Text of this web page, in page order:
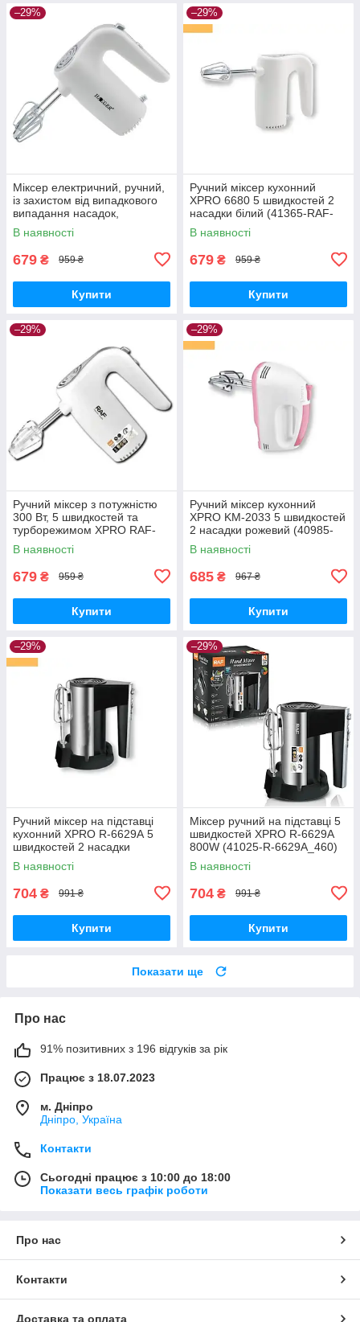
–29%
Міксер електричний, ручний,
із захистом від випадкового
випадання насадок,
потужністю 150 Вт. Haeger
HG-6680
В наявності
679 ₴ 959 ₴
Купити
–29%
Ручний міксер кухонний
XPRO 6680 5 швидкостей 2
насадки білий (41365-RAF-
6680_254)
В наявності
679 ₴ 959 ₴
Купити
–29%
Ручний міксер з потужністю
300 Вт, 5 швидкостей та
турборежимом XPRO RAF-
6680 (41365-RAF-6680_286)
В наявності
679 ₴ 959 ₴
Купити
–29%
Ручний міксер кухонний
XPRO KM-2033 5 швидкостей
2 насадки рожевий (40985-
KM-2033 Pink)
В наявності
685 ₴ 967 ₴
Купити
–29%
Ручний міксер на підставці
кухонний XPRO R-6629А 5
швидкостей 2 насадки
чорний (41025-R-6629А)
В наявності
704 ₴ 991 ₴
Купити
–29%
Міксер ручний на підставці 5
швидкостей XPRO R-6629A
800W (41025-R-6629А_460)
В наявності
704 ₴ 991 ₴
Купити
Показати ще
Про нас
91% позитивних з 196 відгуків за рік
Працює з 18.07.2023
м. Дніпро
Дніпро, Україна
Контакти
Сьогодні працює з 10:00 до 18:00
Показати весь графік роботи
Про нас
Контакти
Доставка та оплата